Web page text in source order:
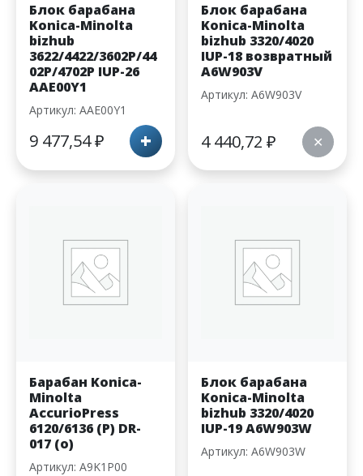
Блок барабана
Konica-Minolta
bizhub
3622/4422/3602P/44
02P/4702P IUP-26
AAE00Y1
Артикул: AAE00Y1
9 477,54₽ +
Блок барабана
Konica-Minolta
bizhub 3320/4020
IUP-18 возвратный
A6W903V
Артикул: A6W903V
4 440,72 ₽ ✕
Барабан Konica-
Minolta
AccurioPress
6120/6136 (P) DR-
017 (о)
Артикул: A9K1P00
Блок барабана
Konica-Minolta
bizhub 3320/4020
IUP-19 A6W903W
Артикул: A6W903W